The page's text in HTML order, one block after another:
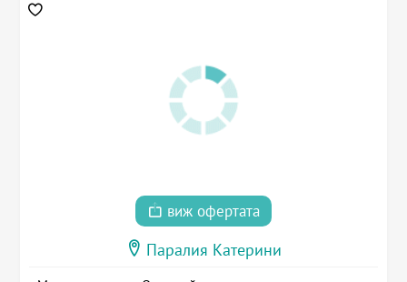
виж офертата
Паралия Катерини